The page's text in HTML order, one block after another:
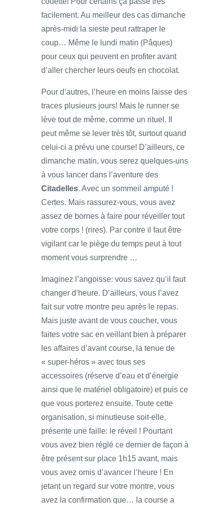
facilement. Au meilleur des cas dimanche
après-midi la sieste peut rattraper le
coup… Même le lundi matin (Pâques)
pour ceux qui peuvent en profiter avant
d’aller chercher leurs oeufs en chocolat.
Pour d’autres, l’heure en moins laisse des
traces plusieurs jours! Mais le runner se
lève tout de même, comme un rituel. Il
peut même se lever très tôt, surtout quand
celui-ci a prévu une course! D’ailleurs, ce
dimanche matin, vous serez quelques-uns
à vous lancer dans l’aventure des
Citadelles. Avec un sommeil amputé !
Certes. Mais rassurez-vous, vous avez
assez de bornes à faire pour réveiller tout
votre corps ! (rires). Par contre il faut être
vigilant car le piège du temps peut à tout
moment vous surprendre …
Imaginez l’angoisse: vous savez qu’il faut
changer d’heure. D’ailleurs, vous l’avez
fait sur votre montre peu après le repas.
Mais juste avant de vous coucher, vous
faites votre sac en veillant bien à préparer
les affaires d’avant course, la tenue de
« super-héros » avec tous ses
accessoires (réserve d’eau et d’énergie
ainsi que le matériel obligatoire) et puis ce
que vous porterez ensuite. Toute cette
organisation, si minutieuse soit-elle,
présente une faille: le réveil ! Pourtant
vous avez bien réglé ce dernier de façon à
être présent sur place 1h15 avant, mais
vous avez omis d’avancer l’heure ! En
jetant un regard sur votre montre, vous
avez la confirmation que… la course a